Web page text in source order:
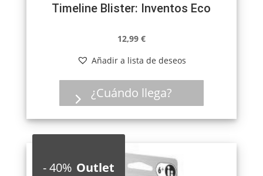
Timeline Blister: Inventos Eco
12,99 €
Añadir a lista de deseos
¿Cuándo llega?
-40% Outlet